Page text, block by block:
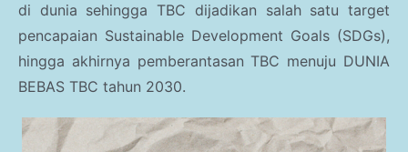
Traveling Story
Kesehatan Umum
Haji dan Umroh
di dunia sehingga TBC dijadikan salah satu target
pencapaian Sustainable Development Goals (SDGs),
hingga akhirnya pemberantasan TBC menuju DUNIA
BEBAS TBC tahun 2030.